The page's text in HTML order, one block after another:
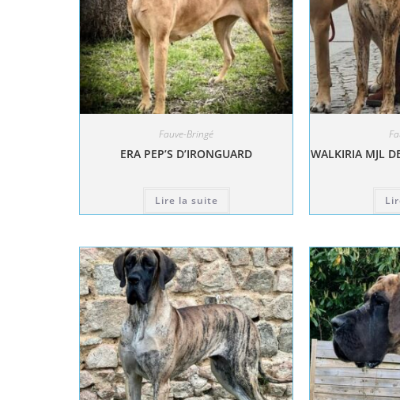
Fauve-Bringé
ERA PEP’S D’IRONGUARD
Lire la suite
WALKIRIA MJL